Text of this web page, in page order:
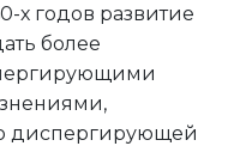
х годов развитие
более
диспергирующей